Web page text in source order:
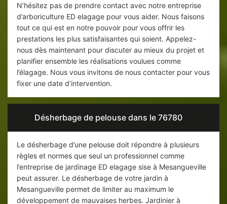
N’hésitez pas de prendre contact avec notre entreprise
d’arboriculture ED elagage pour vous aider. Nous faisons
tout ce qui est en notre pouvoir pour vous offrir les
prestations les plus satisfaisantes qui soient. Appelez-
nous dès maintenant pour discuter au mieux du projet et
planifier ensemble les réalisations voulues comme
l’élagage. Nous vous invitons de nous contacter pour vous
fixer une date d’intervention.
Désherbage de pelouse dans le 76780
Le désherbage d’une pelouse doit répondre à plusieurs
règles et normes que seul un professionnel comme
l’entreprise de jardinage ED elagage sise à Mesangueville
peut assurer. Le désherbage de votre jardin à
Mesangueville permet de limiter au maximum le
développement de mauvaises herbes. Jardinier à